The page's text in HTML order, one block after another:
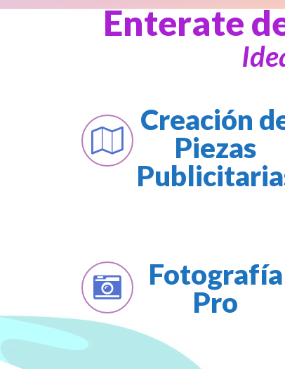
Enterate
Creación
Piezas
Fotografía
Pro